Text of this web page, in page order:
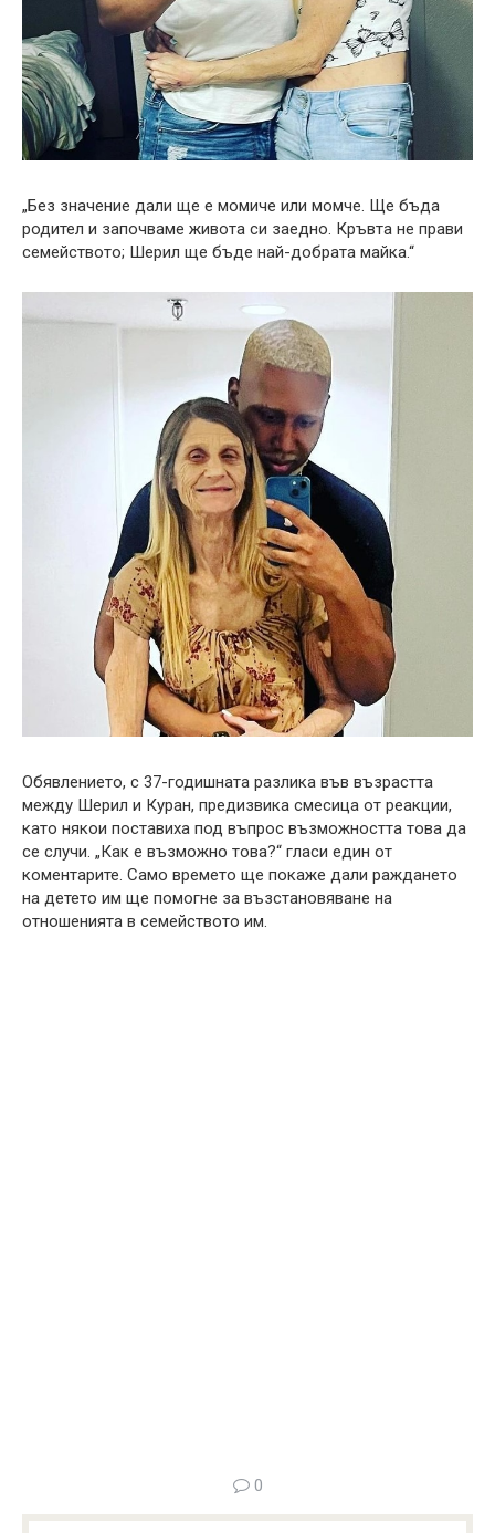
„Без значение дали ще е момиче или момче. Ще бъда
родител и започваме живота си заедно. Кръвта не прави
семейството; Шерил ще бъде най-добрата майка.“
Обявлението, с 37-годишната разлика във възрастта
между Шерил и Куран, предизвика смесица от реакции,
като някои поставиха под въпрос възможността това да
се случи. „Как е възможно това?“ гласи един от
коментарите. Само времето ще покаже дали раждането
на детето им ще помогне за възстановяване на
отношенията в семейството им.
0